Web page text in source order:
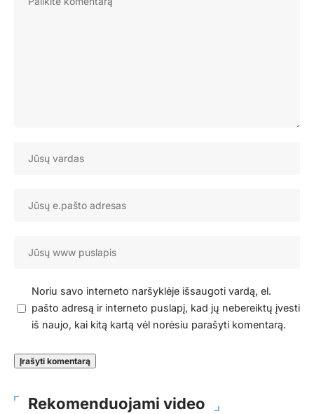
Noriu savo interneto naršyklėje išsaugoti vardą, el.
pašto adresą ir interneto puslapį, kad jų nebereiktų įvesti
iš naujo, kai kitą kartą vėl norėsiu parašyti komentarą.
Rekomenduojami video